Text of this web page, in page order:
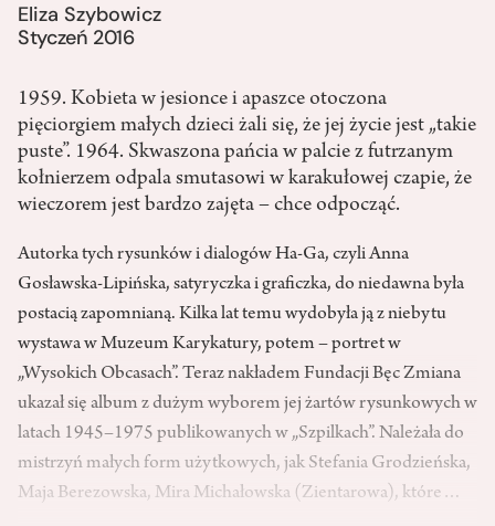
Eliza Szybowicz
Styczeń 2016
1959. Kobieta w jesionce i apaszce otoczona
pięciorgiem małych dzieci żali się, że jej życie jest „takie
puste”. 1964. Skwaszona pańcia w palcie z futrzanym
kołnierzem odpala smutasowi w karakułowej czapie, że
wieczorem jest bardzo zajęta – chce odpocząć.
Autorka tych rysunków i dialogów Ha-Ga, czyli Anna
Gosławska-Lipińska, satyryczka i graficzka, do niedawna była
postacią zapomnianą. Kilka lat temu wydobyła ją z niebytu
wystawa w Muzeum Karykatury, potem – portret w
„Wysokich Obcasach”. Teraz nakładem Fundacji Bęc Zmiana
ukazał się album z dużym wyborem jej żartów rysunkowych w
latach 1945–1975 publikowanych w „Szpilkach”. Należała do
mistrzyń małych form użytkowych, jak Stefania Grodzieńska,
Maja Berezowska, Mira Michałowska (Zientarowa), które…